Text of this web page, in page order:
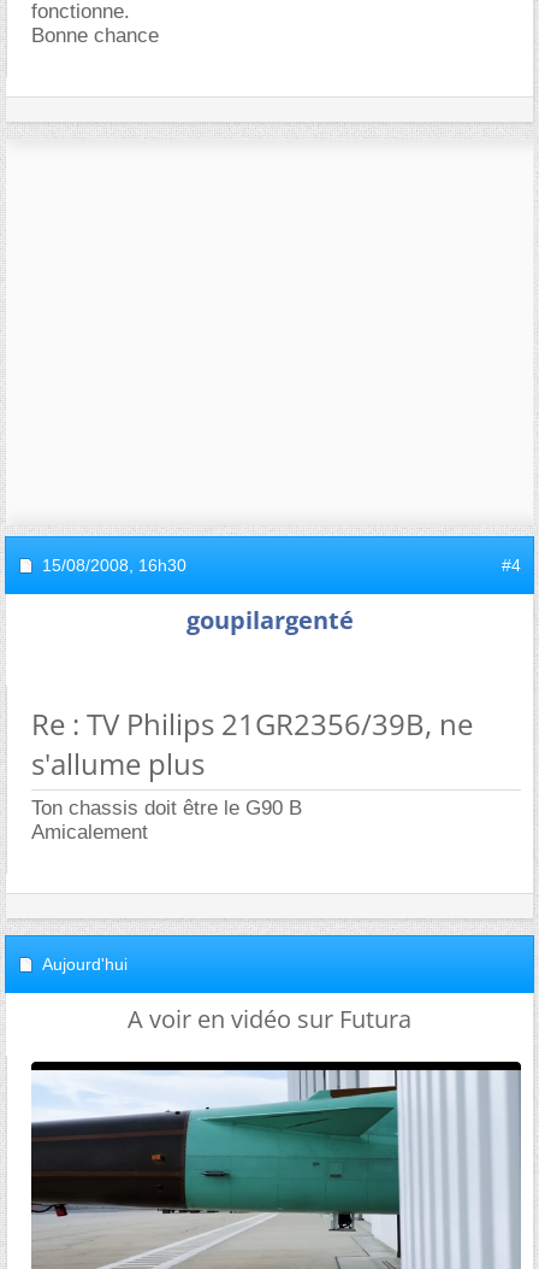
fonctionne.
Bonne chance
15/08/2008, 16h30 #4
goupilargenté
Re : TV Philips 21GR2356/39B, ne
s'allume plus
Ton chassis doit être le G90 B
Amicalement
Aujourd'hui
A voir en vidéo sur Futura